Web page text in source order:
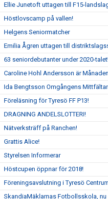
Ellie Junetoft uttagen till F15-
Höstlovscamp på vallen!
Helgens Seniormatcher
Emilia Ågren uttagen till
63 seniordebutanter under 2020-
Caroline Hohl Andersson är
Ida Bengtsson Omgångens
Föreläsning för Tyresö FF P13!
DRAGNING ANDELSLOTTERI!
Nätverksträff på Ranchen!
Grattis Alice!
Styrelsen Informerar
Höstcupen öppnar för 2018!
Föreningsavslutning i Tyresö
SkandiaMäklarnas Fotbollsskola,